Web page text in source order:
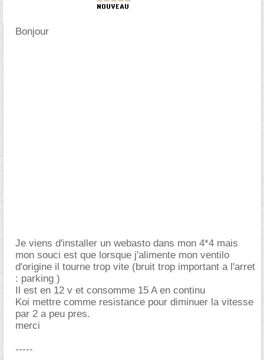
Bonjour
Je viens d'installer un webasto dans mon 4*4 mais
mon souci est que lorsque j'alimente mon ventilo
d'origine il tourne trop vite (bruit trop important a l'arret
: parking )
Il est en 12 v et consomme 15 A en continu
Koi mettre comme resistance pour diminuer la vitesse
par 2 a peu pres.
merci
-----